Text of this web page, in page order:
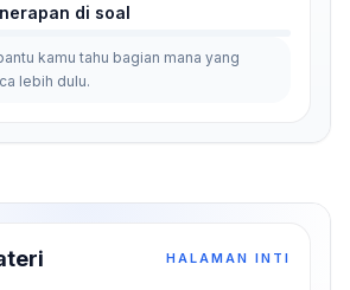
di soal
kamu tahu bagian mana yang
lebih dulu.
HALAMAN INTI